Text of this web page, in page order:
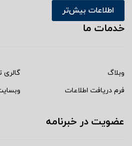
اطلاعات بیش‌تر
خدمات ما
وبلاگ
گالری
فرم دریافت اطلاعات
عضویت در خبرنامه